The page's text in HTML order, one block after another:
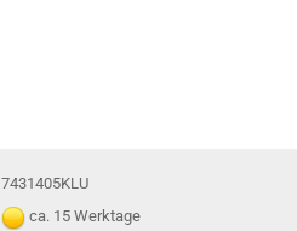
7431405KLU
ca. 15 Werktage